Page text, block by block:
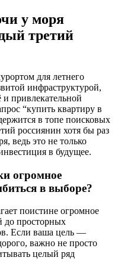
у моря
третий
для летнего
инфраструктурой,
привлекательной
“купить квартиру в
в топе поисковых
россиянин хотя бы раз
ведь это не только
в будущее.
огромное
в выборе?
поистине огромное
до просторных
Если ваша цель —
важно не просто
целый ряд